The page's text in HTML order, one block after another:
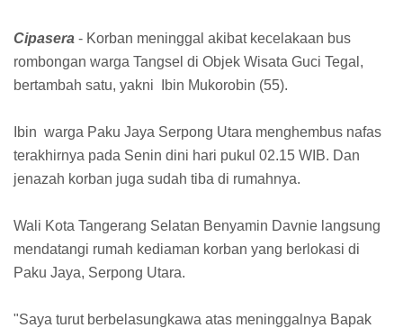
Cipasera - Korban meninggal akibat kecelakaan bus
rombongan warga Tangsel di Objek Wisata Guci Tegal,
bertambah satu, yakni Ibin Mukorobin (55).
Ibin warga Paku Jaya Serpong Utara menghembus nafas
terakhirnya pada Senin dini hari pukul 02.15 WIB. Dan
jenazah korban juga sudah tiba di rumahnya.
Wali Kota Tangerang Selatan Benyamin Davnie langsung
mendatangi rumah kediaman korban yang berlokasi di
Paku Jaya, Serpong Utara.
"Saya turut berbelasungkawa atas meninggalnya Bapak